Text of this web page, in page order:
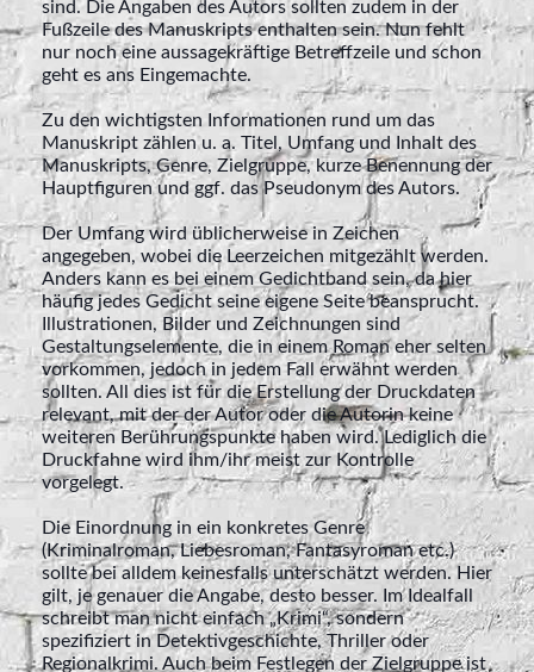
sind. Die Angaben des Autors sollten zudem in der
Fußzeile des Manuskripts enthalten sein. Nun fehlt
nur noch eine aussagekräftige Betreffzeile und schon
geht es ans Eingemachte.
Zu den wichtigsten Informationen rund um das
Manuskript zählen u. a. Titel, Umfang und Inhalt des
Manuskripts, Genre, Zielgruppe, kurze Benennung der
Hauptfiguren und ggf. das Pseudonym des Autors.
Der Umfang wird üblicherweise in Zeichen
angegeben, wobei die Leerzeichen mitgezählt werden.
Anders kann es bei einem Gedichtband sein, da hier
häufig jedes Gedicht seine eigene Seite beansprucht.
Illustrationen, Bilder und Zeichnungen sind
Gestaltungselemente, die in einem Roman eher selten
vorkommen, jedoch in jedem Fall erwähnt werden
sollten. All dies ist für die Erstellung der Druckdaten
relevant, mit der der Autor oder die Autorin keine
weiteren Berührungspunkte haben wird. Lediglich die
Druckfahne wird ihm/ihr meist zur Kontrolle
vorgelegt.
Die Einordnung in ein konkretes Genre
(Kriminalroman, Liebesroman, Fantasyroman etc.)
sollte bei alldem keinesfalls unterschätzt werden. Hier
gilt, je genauer die Angabe, desto besser. Im Idealfall
schreibt man nicht einfach „Krimi“, sondern
spezifiziert in Detektivgeschichte, Thriller oder
Regionalkrimi. Auch beim Festlegen der Zielgruppe ist